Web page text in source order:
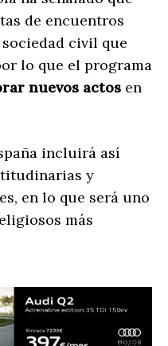
de encuentros
civil que
lo que el programa
nuevos actos en
incluirá así
y
en lo que será uno
más